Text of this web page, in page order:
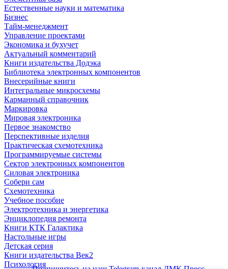
Естественные науки и математика
Бизнес
Тайм-менеджмент
Управление проектами
Экономика и бухучет
Актуальный комментарий
Книги издательства Додэка
Библиотека электронных компонентов
Внесерийные книги
Интегральные микросхемы
Карманный справочник
Маркировка
Мировая электроника
Первое знакомство
Перспективные изделия
Практическая схемотехника
Программируемые системы
Сектор электронных компонентов
Силовая электроника
Собери сам
Схемотехника
Учебное пособие
Электротехника и энергетика
Энциклопедия ремонта
Книги КТК Галактика
Настольные игры
Детская серия
Книги издательства Век2
Психология